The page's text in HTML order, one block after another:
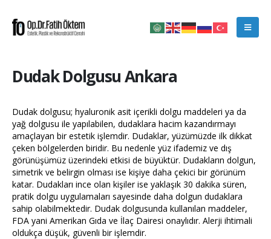
Dudak Dolgusu Ankara
Dudak dolgusu; hyaluronik asit içerikli dolgu maddeleri ya da
yağ dolgusu ile yapılabilen, dudaklara hacim kazandırmayı
amaçlayan bir estetik işlemdir. Dudaklar, yüzümüzde ilk dikkat
çeken bölgelerden biridir. Bu nedenle yüz ifademiz ve dış
görünüşümüz üzerindeki etkisi de büyüktür. Dudakların dolgun,
simetrik ve belirgin olması ise kişiye daha çekici bir görünüm
katar. Dudakları ince olan kişiler ise yaklaşık 30 dakika süren,
pratik dolgu uygulamaları sayesinde daha dolgun dudaklara
sahip olabilmektedir. Dudak dolgusunda kullanılan maddeler,
FDA yani Amerikan Gıda ve İlaç Dairesi onaylıdır. Alerji ihtimali
oldukça düşük, güvenli bir işlemdir.